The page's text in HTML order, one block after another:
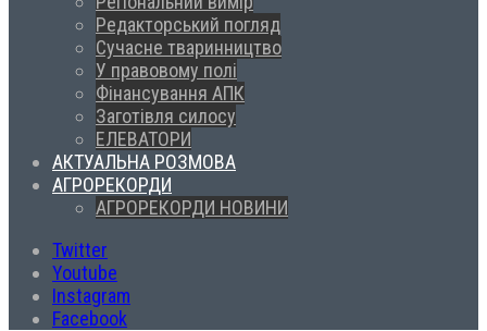
Редакторський погляд
Сучасне тваринництво
У правовому полі
Фінансування АПК
Заготівля силосу
ЕЛЕВАТОРИ
АКТУАЛЬНА РОЗМОВА
АГРОРЕКОРДИ
АГРОРЕКОРДИ НОВИНИ
Twitter
Youtube
Instagram
Facebook